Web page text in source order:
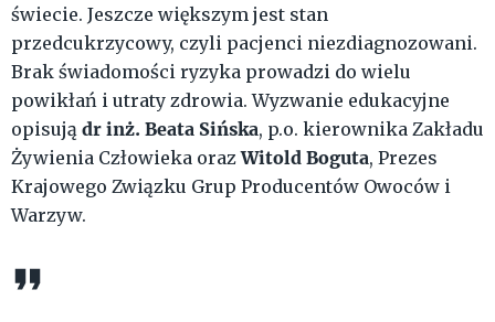
świecie. Jeszcze większym jest stan
przedcukrzycowy, czyli pacjenci niezdiagnozowani.
Brak świadomości ryzyka prowadzi do wielu
powikłań i utraty zdrowia. Wyzwanie edukacyjne
opisują dr inż. Beata Sińska, p.o. kierownika Zakładu
Żywienia Człowieka orazWitold Boguta, Prezes
Krajowego Związku Grup Producentów Owoców i
Warzyw.